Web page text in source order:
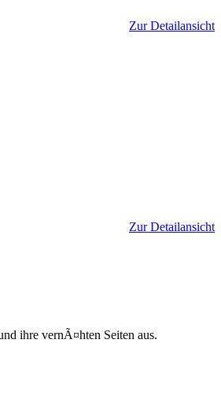
Zur Detailansicht
Zur Detailansicht
ihre vernÃ¤hten Seiten aus.